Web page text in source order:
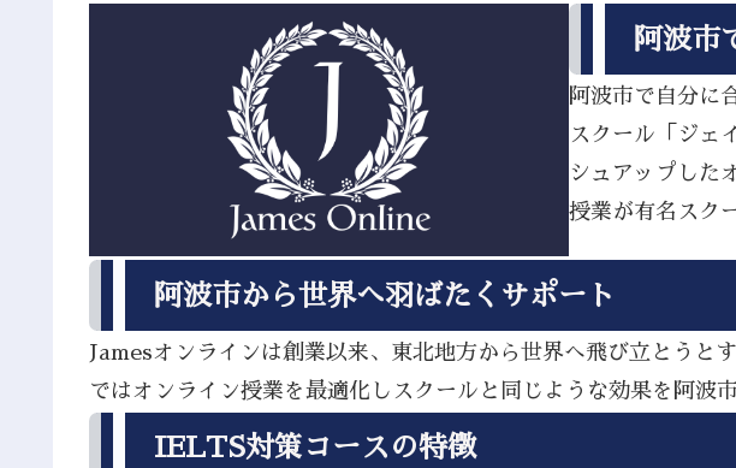
阿波市
阿波市で自分に
スクール「ジェ
シュアップした
授業が有名スク
阿波市から世界へ羽ばたくサポート
Jamesオンラインは創業以来、東北地方から世界へ飛び立とう
ではオンライン授業を最適化しスクールと同じような効果を阿波
IELTS対策コースの特徴